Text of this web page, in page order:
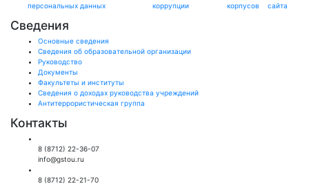
персональных данных
коррупции
корпусов
сайта
Сведения
Основные сведения
Сведения об образовательной организации
Руководство
Документы
Факультеты и институты
Сведения о доходах руководства учреждений
Антитеррористическая группа
Контакты
8 (8712) 22-36-07
info@gstou.ru
8 (8712) 22-21-70